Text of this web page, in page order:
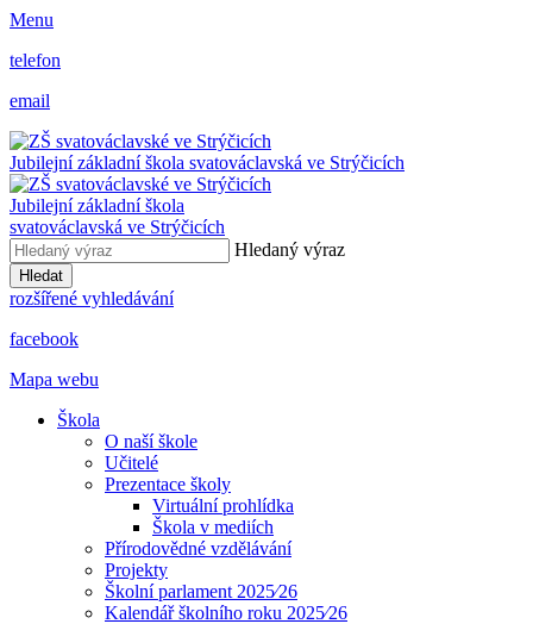
Menu
telefon
email
Jubilejní základní škola svatováclavská ve Strýčicích
Jubilejní základní škola
svatováclavská ve Strýčicích
Hledaný výraz
Hledat
rozšířené vyhledávání
facebook
Mapa webu
Škola
O naší škole
Učitelé
Prezentace školy
Virtuální prohlídka
Škola v mediích
Přírodovědné vzdělávání
Projekty
Školní parlament 2025⁄26
Kalendář školního roku 2025⁄26